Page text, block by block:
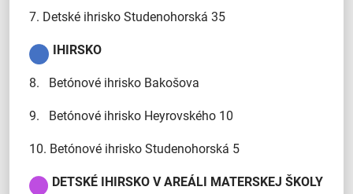
7. Detské ihrisko Studenohorská 35
IHIRSKO
8. Betónové ihrisko Bakošova
9. Betónové ihrisko Heyrovského 10
10. Betónové ihrisko Studenohorská 5
DETSKÉ IHIRSKO V AREÁLI MATERSKEJ ŠKOLY